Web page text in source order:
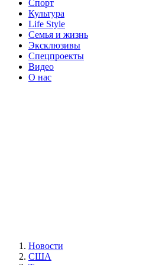
Спорт
Культура
Life Style
Семья и жизнь
Эксклюзивы
Спецпроекты
Видео
О нас
Новости
США